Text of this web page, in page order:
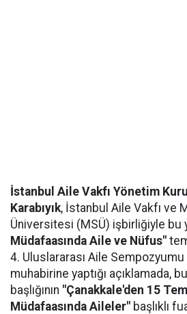
İstanbul Aile Vakfı Yönetim
Karabıyık, İstanbul Aile Vakfı ve
Üniversitesi (MSÜ) işbirliğiyle bu
Müdafaasında Aile ve Nüfus"
4. Uluslararası Aile Sempozyumu
muhabirine yaptığı açıklamada,
başlığının "Çanakkale'den 15
Müdafaasında Aileler" başlıklı